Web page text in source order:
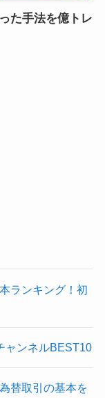
た手法を億トレ
ランキング！初
ャンネルBEST10
替取引の基本を